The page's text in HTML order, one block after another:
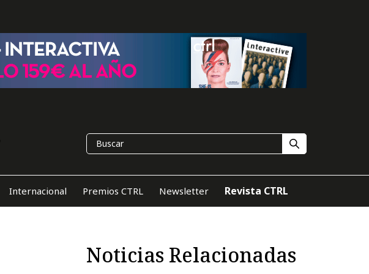
Internacional Premios CTRL Newsletter Revista CTRL
Noticias Relacionadas